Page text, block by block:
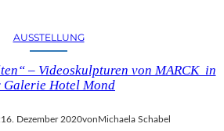
AUSSTELLUNG
– Videoskulpturen von MARCK in
Galerie Hotel Mond
16. Dezember 2020von Michaela Schabel